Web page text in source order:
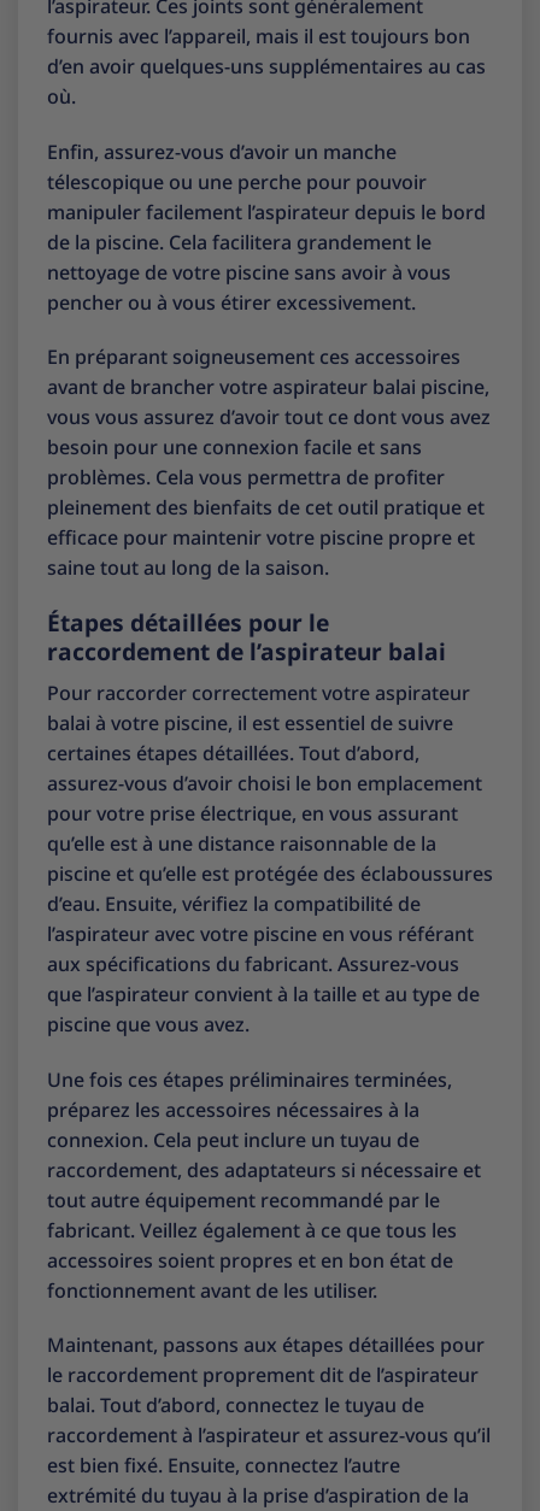
l’aspirateur. Ces joints sont généralement
fournis avec l’appareil, mais il est toujours bon
d’en avoir quelques-uns supplémentaires au cas
où.
Enfin, assurez-vous d’avoir un manche
télescopique ou une perche pour pouvoir
manipuler facilement l’aspirateur depuis le bord
de la piscine. Cela facilitera grandement le
nettoyage de votre piscine sans avoir à vous
pencher ou à vous étirer excessivement.
En préparant soigneusement ces accessoires
avant de brancher votre aspirateur balai piscine,
vous vous assurez d’avoir tout ce dont vous avez
besoin pour une connexion facile et sans
problèmes. Cela vous permettra de profiter
pleinement des bienfaits de cet outil pratique et
efficace pour maintenir votre piscine propre et
saine tout au long de la saison.
Étapes détaillées pour le
raccordement de l’aspirateur balai
Pour raccorder correctement votre aspirateur
balai à votre piscine, il est essentiel de suivre
certaines étapes détaillées. Tout d’abord,
assurez-vous d’avoir choisi le bon emplacement
pour votre prise électrique, en vous assurant
qu’elle est à une distance raisonnable de la
piscine et qu’elle est protégée des éclaboussures
d’eau. Ensuite, vérifiez la compatibilité de
l’aspirateur avec votre piscine en vous référant
aux spécifications du fabricant. Assurez-vous
que l’aspirateur convient à la taille et au type de
piscine que vous avez.
Une fois ces étapes préliminaires terminées,
préparez les accessoires nécessaires à la
connexion. Cela peut inclure un tuyau de
raccordement, des adaptateurs si nécessaire et
tout autre équipement recommandé par le
fabricant. Veillez également à ce que tous les
accessoires soient propres et en bon état de
fonctionnement avant de les utiliser.
Maintenant, passons aux étapes détaillées pour
le raccordement proprement dit de l’aspirateur
balai. Tout d’abord, connectez le tuyau de
raccordement à l’aspirateur et assurez-vous qu’il
est bien fixé. Ensuite, connectez l’autre
extrémité du tuyau à la prise d’aspiration de la